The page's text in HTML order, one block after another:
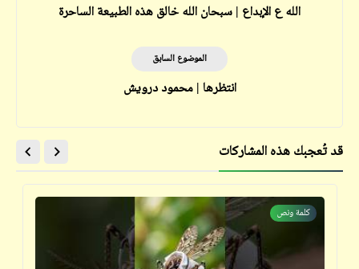
الله ع الإبداع | سبحان الله خالق هذه الطبيعة الساحرة
الموضوع السابق
انتظرها | محمود درويش
قد تُعجبك هذه المشاركات
كلمة ونص